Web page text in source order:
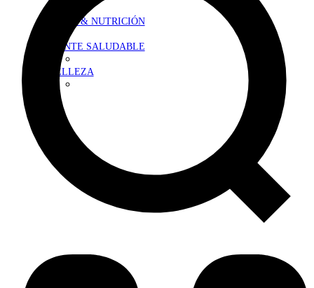
DIETA & NUTRICIÓN
MENTE SALUDABLE
BELLEZA